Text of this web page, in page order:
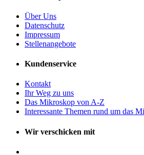
Über Uns
Datenschutz
Impressum
Stellenangebote
Kundenservice
Kontakt
Ihr Weg zu uns
Das Mikroskop von A-Z
Interessante Themen rund um das
Wir verschicken mit